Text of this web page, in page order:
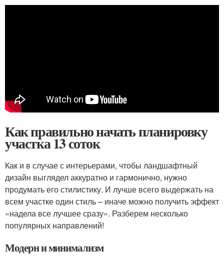
Как правильно начать планировку
участка 13 соток
Как и в случае с интерьерами, чтобы ландшафтный
дизайн выглядел аккуратно и гармонично, нужно
продумать его стилистику. И лучше всего выдержать на
всем участке один стиль – иначе можно получить эффект
«надела все лучшее сразу». Разберем несколько
популярных направлений!
Модерн и минимализм